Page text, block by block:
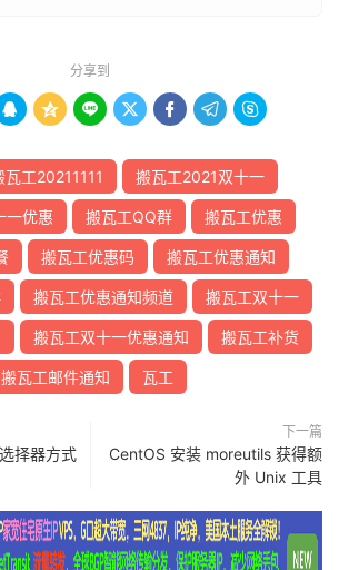
分享到
      
瓦工20211111 搬瓦工2021双十一
一优惠 搬瓦工QQ群 搬瓦工优惠
搬瓦工优惠码 搬瓦工优惠通知
搬瓦工优惠通知频道 搬瓦工双十一
搬瓦工双十一优惠通知 搬瓦工补货
搬瓦工邮件通知 瓦工
择器方式
下一篇
CentOS 安装 moreutils 获得额
外 Unix 工具